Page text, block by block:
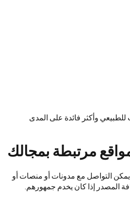
للطبيعي وأكثر فائدة على المدى
التواصل مع مدونات أو منصات أو
المصدر إذا كان يخدم جمهورهم.